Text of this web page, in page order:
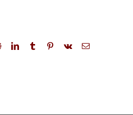
RedditLinkedInTumblrPinterest
Vk
E-